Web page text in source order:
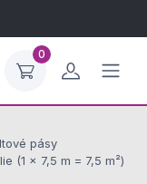
0
pásy
(1 × 7,5 m = 7,5 m²)